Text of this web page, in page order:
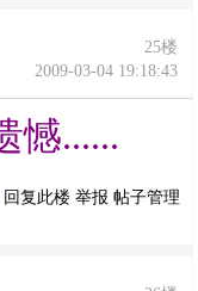
25楼
2009-03-04 19:18:43
憾......
回复此楼 举报 帖子管理